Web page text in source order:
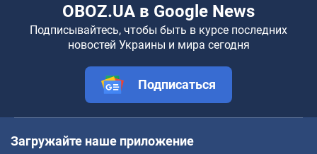
OBOZ.UA в Google News
Подписывайтесь, чтобы быть в курсе последних
новостей Украины и мира сегодня
Подписаться
Загружайте наше приложение